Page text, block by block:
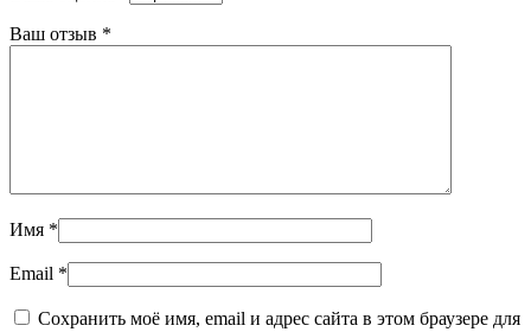
Ваш отзыв *
Имя *
Email *
Сохранить моё имя, email и адрес сайта в этом браузере для